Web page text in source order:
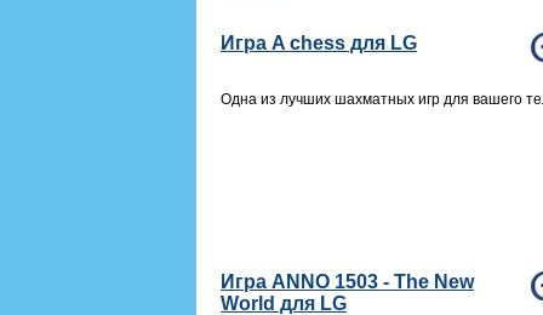
Игра A chess для LG
Одна из лучших шахматных игр для вашего
Игра ANNO 1503 - The New
World для LG